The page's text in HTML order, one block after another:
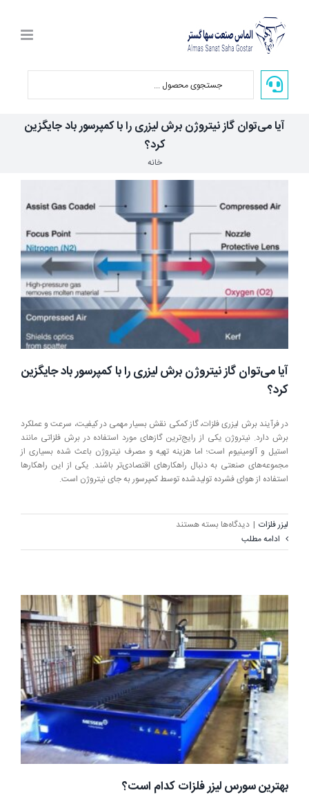
content
آیا می‌توان گاز نیتروژن برش لیزری را با کمپرسور باد جایگزین
کرد؟
خانه
آیا می‌توان گاز نیتروژن برش لیزری را با کمپرسور باد جایگزین
کرد؟
در فرآیند برش لیزری فلزات، گاز کمکی نقش بسیار مهمی در کیفیت، سرعت و عملکرد
برش دارد. نیتروژن یکی از رایج‌ترین گازهای مورد استفاده در برش فلزاتی مانند
استیل و آلومینیوم است؛ اما هزینه تهیه و مصرف نیتروژن باعث شده بسیاری از
مجموعه‌های صنعتی به دنبال راهکارهای اقتصادی‌تر باشند. یکی از این راهکارها
استفاده از هوای فشرده تولیدشده توسط کمپرسور به جای نیتروژن است.
لیزر فلزات | دیدگاه‌ها برای
می‌توان
برش
با
کمپرسور
باد
جایگزین
کرد؟
بسته هستند
ادامه مطلب
بهترین سورس لیزر فلزات کدام است؟